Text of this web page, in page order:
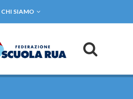
CHI SIAMO